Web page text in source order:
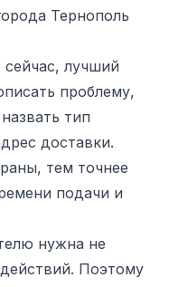
Тернополь
лучший
проблему,
тип
доставки.
тем точнее
подачи и
нужна не
Поэтому